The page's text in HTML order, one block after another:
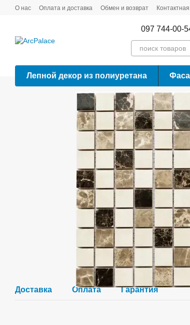
Перейти к основному контенту
О нас Оплата и доставка Обмен и возврат
097 744-00-
Лепной декор из полиуретана
Доставка Оплата Гарантия